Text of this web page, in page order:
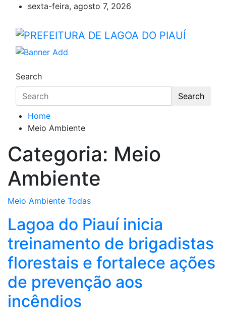
content
sexta-feira, agosto 7, 2026
PREFEITURA DE LAGOA
Lagoa do Piauí, Piauí, Brasil
Search
Search
Home
Meio Ambiente
Categoria: Meio
Ambiente
Meio Ambiente Todas
Lagoa do Piauí inicia
treinamento de brigadistas
florestais e fortalece ações
de prevenção aos
incêndios